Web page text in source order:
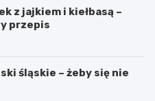
z jajkiem i kiełbasą –
przepis
śląskie – żeby się nie